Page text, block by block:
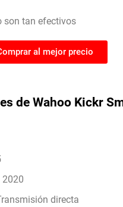
son tan efectivos
al mejor precio
de Wahoo Kickr
2020
directa